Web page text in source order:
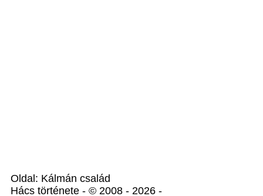
Oldal: Kálmán család
Hács története - © 2008 - 2026 -